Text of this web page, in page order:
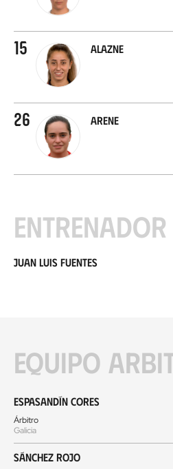
15 Alazne
26 Arene
Entrenador
Juan Luis Fuentes
Equipo
Espasandín Cores
Árbitro
Galicia
Sánchez Rojo